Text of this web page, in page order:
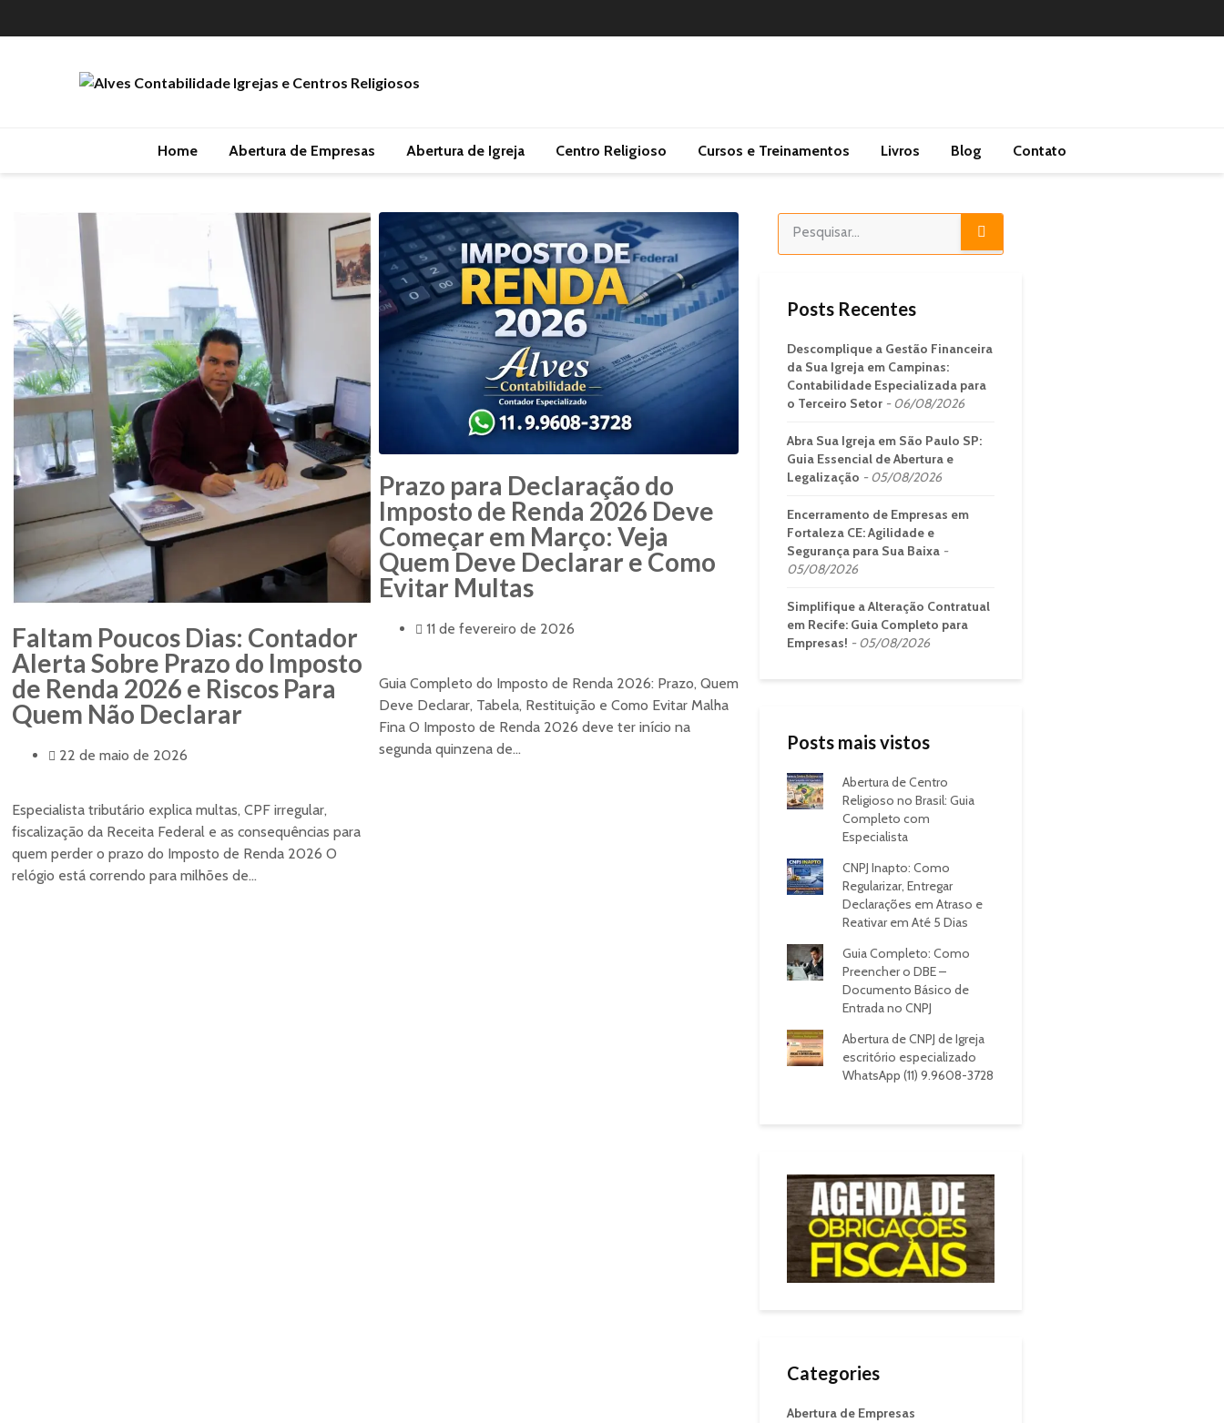
Home Abertura de Empresas Abertura de Igreja Centro Religioso Cursos e Treinamentos Livros Blog Contato
Faltam Poucos Dias: Contador
Alerta Sobre Prazo do Imposto
de Renda 2026 e Riscos Para
Quem Não Declarar
22 de maio de 2026
Especialista tributário explica multas, CPF irregular,
fiscalização da Receita Federal e as consequências para
quem perder o prazo do Imposto de Renda 2026 O
relógio está correndo para milhões de...
Prazo para Declaração do
Imposto de Renda 2026 Deve
Começar em Março: Veja
Quem Deve Declarar e Como
Evitar Multas
11 de fevereiro de 2026
Guia Completo do Imposto de Renda 2026: Prazo, Quem
Deve Declarar, Tabela, Restituição e Como Evitar Malha
Fina O Imposto de Renda 2026 deve ter início na
segunda quinzena de...
Posts Recentes
Descomplique a Gestão Financeira
da Sua Igreja em Campinas:
Contabilidade Especializada para
o Terceiro Setor
06/08/2026
Abra Sua Igreja em São Paulo SP:
Guia Essencial de Abertura e
Legalização
05/08/2026
Encerramento de Empresas em
Fortaleza CE: Agilidade e
Segurança para Sua Baixa
05/08/2026
Simplifique a Alteração Contratual
em Recife: Guia Completo para
Empresas!
05/08/2026
Posts mais vistos
Abertura de Centro
Religioso no Brasil: Guia
Completo com
Especialista
CNPJ Inapto: Como
Regularizar, Entregar
Declarações em Atraso e
Reativar em Até 5 Dias
Guia Completo: Como
Preencher o DBE –
Documento Básico de
Entrada no CNPJ
Abertura de CNPJ de Igreja
escritório especializado
WhatsApp (11) 9.9608-3728
Categories
Abertura de Empresas